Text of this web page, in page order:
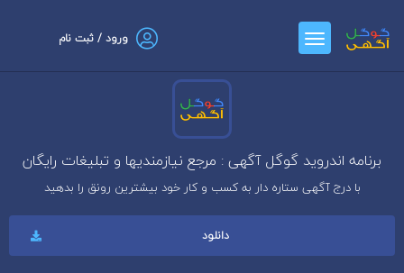
ورود / ثبت نام
برنامه اندروید گوگل آگهی : مرجع نیازمندیها و تبلیغات رایگان
با درج آگهی ستاره دار به کسب و کار خود بیشترین رونق را بدهید
دانلود